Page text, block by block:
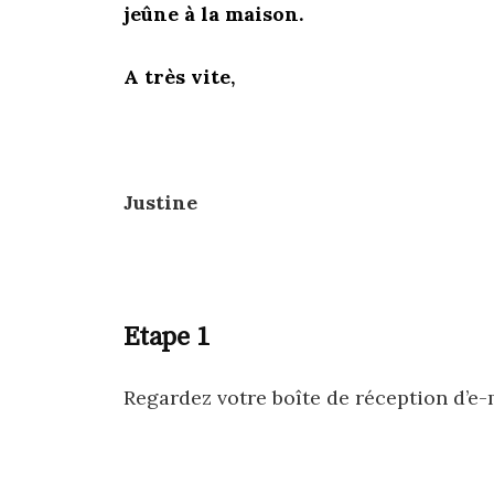
jeûne à la maison.
A très vite,
Justine
Etape 1
Regardez votre boîte de réception